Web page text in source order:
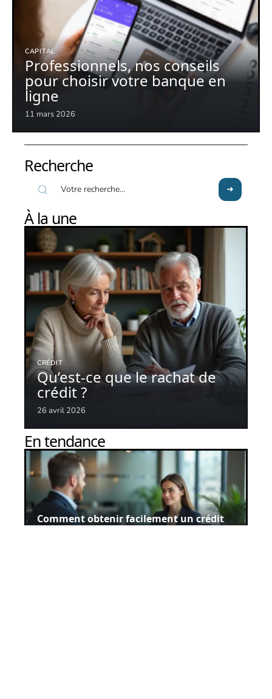
CAPITAL
Professionnels, nos conseils
pour choisir votre banque en
ligne
11 mars 2026
Recherche
À la une
CRÉDIT
Qu’est-ce que le rachat de
crédit ?
26 avril 2026
En tendance
Comment obtenir facilement un crédit
immobilier ?